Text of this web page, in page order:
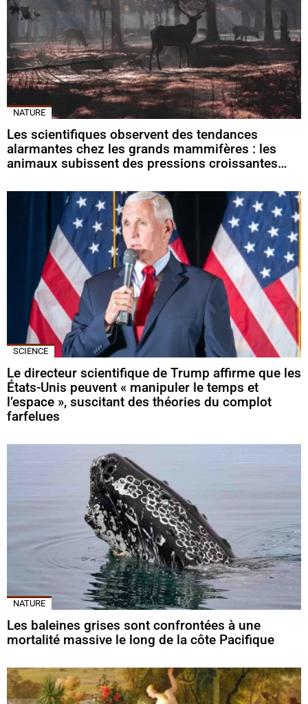
NATURE
Les scientifiques observent des tendances
alarmantes chez les grands mammifères : les
animaux subissent des pressions croissantes…
SCIENCE
Le directeur scientifique de Trump affirme que les
États-Unis peuvent « manipuler le temps et
l’espace », suscitant des théories du complot
farfelues
NATURE
Les baleines grises sont confrontées à une
mortalité massive le long de la côte Pacifique